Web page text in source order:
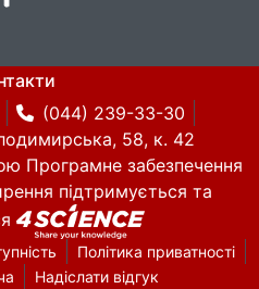
(044) 239-33-30
58, к. 42
Програмне забезпечення
підтримується та
Політика приватності
Надіслати відгук